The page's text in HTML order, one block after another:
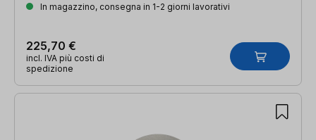
In magazzino, consegna in 1-2 giorni lavorativi
225,70 €
incl. IVA più costi di
spedizione